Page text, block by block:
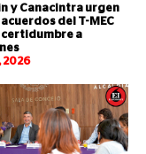
y Canacintra urgen
del T-MEC
certidumbre a
2026